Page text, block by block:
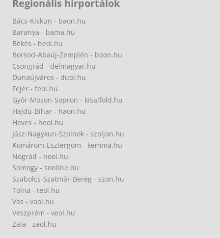
Regionális hírportálok
Bács-Kiskun - baon.hu
Baranya - bama.hu
Békés - beol.hu
Borsod-Abaúj-Zemplén - boon.hu
Csongrád - delmagyar.hu
Dunaújváros - duol.hu
Fejér - feol.hu
Győr-Moson-Sopron - kisalfold.hu
Hajdú-Bihar - haon.hu
Heves - heol.hu
Jász-Nagykun-Szolnok - szoljon.hu
Komárom-Esztergom - kemma.hu
Nógrád - nool.hu
Somogy - sonline.hu
Szabolcs-Szatmár-Bereg - szon.hu
Tolna - teol.hu
Vas - vaol.hu
Veszprém - veol.hu
Zala - zaol.hu